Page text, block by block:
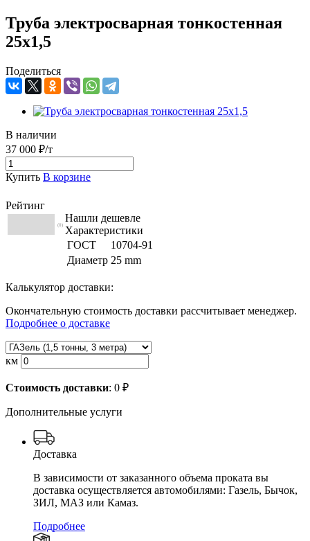
Труба электросварная тонкостенная
25х1,5
Поделиться
В наличии
37 000 ₽/т
Купить В корзине
Рейтинг
(0)
Нашли дешевле
Характеристики
ГОСТ
10704-91
Диаметр 25 mm
Калькулятор доставки:
Окончательную стоимость доставки рассчитывает менеджер.
Подробнее о доставке
км
Стоимость доставки: 0 ₽
Дополнительные услуги
Доставка
В зависимости от заказанного объема проката вы
доставка осуществляется автомобилями: Газель, Бычок,
ЗИЛ, МАЗ или Камаз.
Подробнее